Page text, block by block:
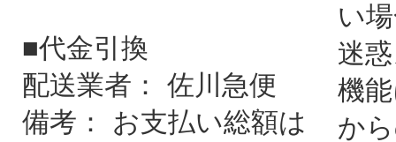
■代金引換
配送業者： 佐川急便
備考： お支払い総額は
い
迷
機
か